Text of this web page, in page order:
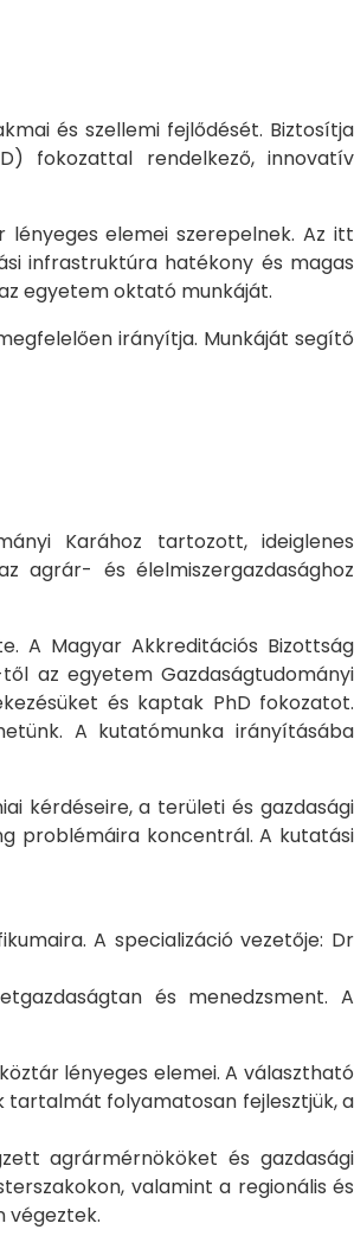
és szellemi fejlődését. Biztosítja
fokozattal rendelkező, innovatív
elemei szerepelnek. Az itt
infrastruktúra hatékony és magas
egyetem oktató munkáját.
irányítja. Munkáját segítő
Karához tartozott, ideiglenes
agrár- és élelmiszergazdasághoz
A Magyar Akkreditációs Bizottság
az egyetem Gazdaságtudományi
és kaptak PhD fokozatot.
A kutatómunka irányításába
kérdéseire, a területi és gazdasági
problémáira koncentrál. A kutatási
A specializáció vezetője: Dr
és menedzsment. A
lényeges elemei. A választható
tartalmát folyamatosan fejlesztjük, a
agrármérnököket és gazdasági
valamint a regionális és
végeztek.